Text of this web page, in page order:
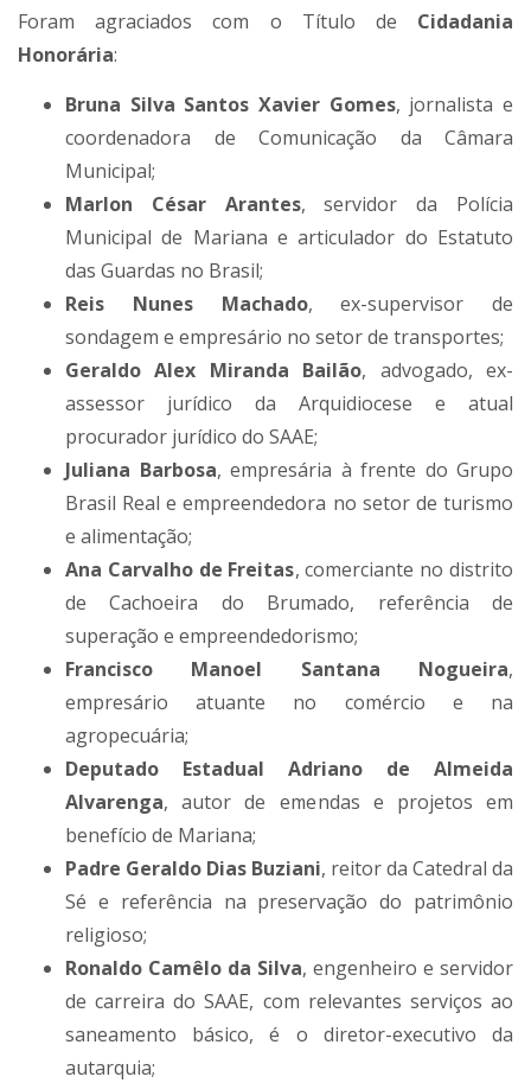
Foram agraciados com o Título de Cidadania
Honorária:
Bruna Silva Santos Xavier Gomes, jornalista e
coordenadora de Comunicação da Câmara
Municipal;
Marlon César Arantes, servidor da Polícia
Municipal de Mariana e articulador do Estatuto
das Guardas no Brasil;
Reis Nunes Machado, ex-supervisor de
sondagem e empresário no setor de transportes;
Geraldo Alex Miranda Bailão, advogado, ex-
assessor jurídico da Arquidiocese e atual
procurador jurídico do SAAE;
Juliana Barbosa, empresária à frente do Grupo
Brasil Real e empreendedora no setor de turismo
e alimentação;
Ana Carvalho de Freitas, comerciante no distrito
de Cachoeira do Brumado, referência de
superação e empreendedorismo;
Francisco Manoel Santana Nogueira,
empresário atuante no comércio e na
agropecuária;
Deputado Estadual Adriano de Almeida
Alvarenga, autor de emendas e projetos em
benefício de Mariana;
Padre Geraldo Dias Buziani, reitor da Catedral da
Sé e referência na preservação do patrimônio
religioso;
Ronaldo Camêlo da Silva, engenheiro e servidor
de carreira do SAAE, com relevantes serviços ao
saneamento básico, é o diretor-executivo da
autarquia;